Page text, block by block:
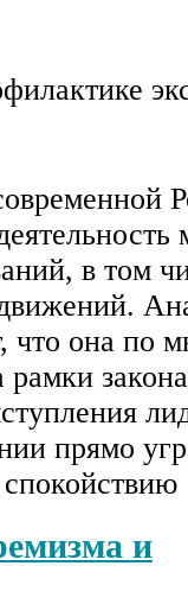
в том
что она по
прямо
и